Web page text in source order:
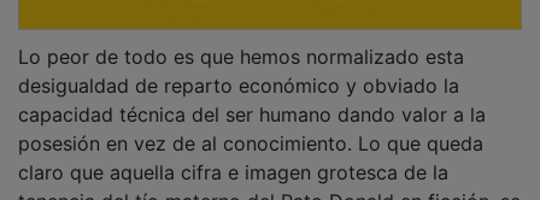
desigualdad de reparto económico y obviado la
capacidad técnica del ser humano dando valor a la
posesión en vez de al conocimiento. Lo que queda
claro que aquella cifra e imagen grotesca de la
tenencia del tío materno del Pato Donald en ficción, se